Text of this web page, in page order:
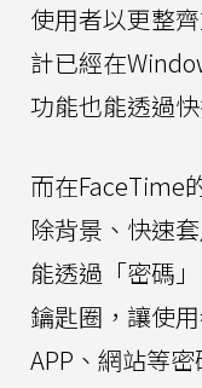
使用者以更整
計已經在
功能也能透過
而在FaceTime
除背景、快速
能透過「密碼
鑰匙圈，讓使
APP、網站等密